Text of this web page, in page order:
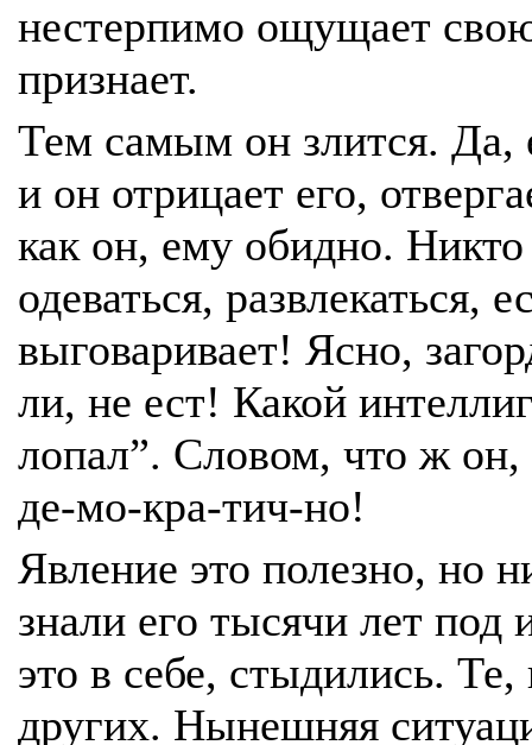
нестерпимо ощущает
признает.
Тем самым он злится. Да,
и он отрицает его,
как он, ему обидно. Никто
одеваться, развлекаться,
выговаривает! Ясно,
ли, не ест! Какой
лопал”. Словом, что ж он,
де-мо-кра-тич-но!
Явление это полезно, но
знали его тысячи лет под
это в себе, стыдились.
других. Нынешняя